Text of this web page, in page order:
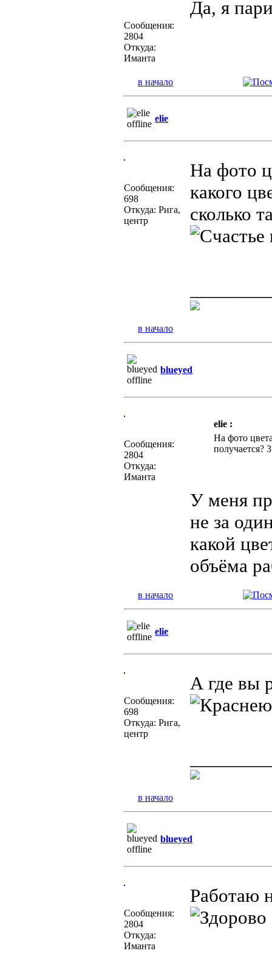
Сообщения:
2804
Откуда:
Иманта
Да, я
в начало
elie
Сообщения:
698
Откуда: Рига,
центр
На фото
какого
сколько
в начало
blueyed
Сообщения:
2804
Откуда:
Иманта
elie :
На фото
получается?
У меня
не за
какой
объёма
в начало
elie
Сообщения:
698
Откуда: Рига,
центр
А где вы
в начало
blueyed
Сообщения:
2804
Откуда:
Иманта
Работаю